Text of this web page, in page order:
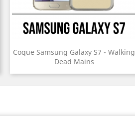
Coque Samsung Galaxy S7 - Walking
Dead Mains